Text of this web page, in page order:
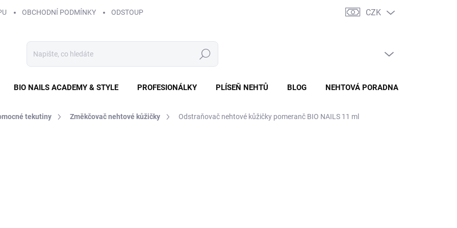
OBCHODNÍ PODMÍNKY ODSTOUPENÍ OD SMLOUVY ZÁSADY ZPRACOVÁNÍ A OCHRANY OSOBNÍCH ÚDAJŮ
CZK
Hledat
BIO NAILS ACADEMY & STYLE PROFESIONÁLKY PLÍSEŇ NEHTŮ BLOG NEHTOVÁ PORADNA
tekutiny Změkčovač nehtové kůžičky Odstraňovač nehtové kůžičky pomeranč BIO NAILS 11 ml